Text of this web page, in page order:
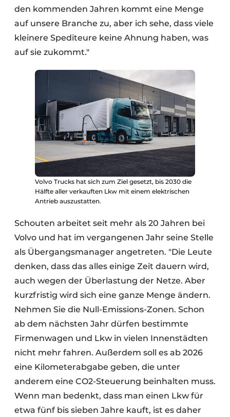
den kommenden Jahren kommt eine Menge
auf unsere Branche zu, aber ich sehe, dass viele
kleinere Spediteure keine Ahnung haben, was
auf sie zukommt."
Volvo Trucks hat sich zum Ziel gesetzt, bis 2030 die
Hälfte aller verkauften Lkw mit einem elektrischen
Antrieb auszustatten.
Schouten arbeitet seit mehr als 20 Jahren bei
Volvo und hat im vergangenen Jahr seine Stelle
als Übergangsmanager angetreten. "Die Leute
denken, dass das alles einige Zeit dauern wird,
auch wegen der Überlastung der Netze. Aber
kurzfristig wird sich eine ganze Menge ändern.
Nehmen Sie die Null-Emissions-Zonen. Schon
ab dem nächsten Jahr dürfen bestimmte
Firmenwagen und Lkw in vielen Innenstädten
nicht mehr fahren. Außerdem soll es ab 2026
eine Kilometerabgabe geben, die unter
anderem eine CO2-Steuerung beinhalten muss.
Wenn man bedenkt, dass man einen Lkw für
etwa fünf bis sieben Jahre kauft, ist es daher